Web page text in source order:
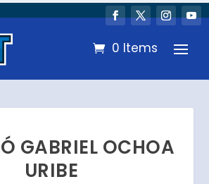
0 Items
GABRIEL OCHOA
URIBE